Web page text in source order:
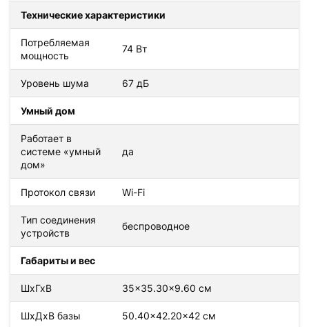
Технические характеристики
Потребляемая
мощность
74 Вт
Уровень шума 67 дБ
Умный дом
Работает в
системе «умный
дом»
да
Протокол связи Wi-Fi
Тип соединения
устройств
беспроводное
Габариты и вес
ШхГхВ 35×35.30×9.60 см
ШхДхВ базы 50.40×42.20×42 см